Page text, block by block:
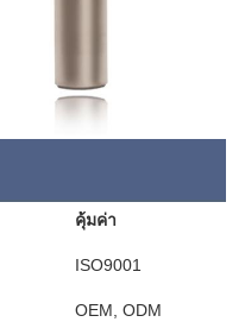
คุ้มค่า
ISO9001
OEM, ODM